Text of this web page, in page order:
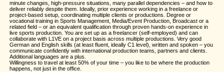
minute changes, high-pressure situations, many parallel dependencies – and how to
deliver reliably despite them. Ideally, prior experience working in a freelance or
project-based setup, coordinating multiple clients or productions. Degree or
vocational training in Sports Management, Media/Event Production, Broadcast or a
related field – or an equivalent qualification through proven hands-on experience in
live sports production. You are set up as a freelancer (self-employed) and can
collaborate with L1VE on a project basis across multiple productions. Very good
German and English skills (at least fluent, ideally C1 level), written and spoken – you
communicate confidently with international production teams, partners and clients.
Additional languages are a plus.
Willingness to travel at least 50% of your time – you like to be where the production
happens, not just in the office.